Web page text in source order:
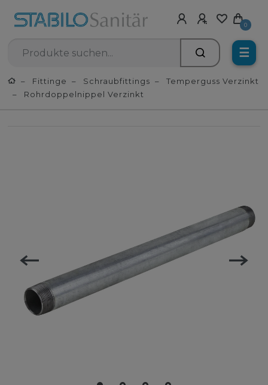
0
☰
Fittinge Schraubfittings
Temperguss Verzinkt
Rohrdoppelnippel Verzinkt